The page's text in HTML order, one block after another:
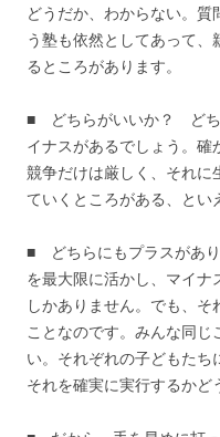
どうだか、わからない。
う塾も依然としてあって
るところがあります。
■ どちらがいいか？ どち
イナスがあるでしょう。
競争だけは厳しく、それに
ていくところがある、とい
■ どちらにもプラスがあ
を最大限に活かし、マイナ
しかありません。でも、
ことなのです。みんな同
い。それぞれの子どもた
それを確実に実行するかど